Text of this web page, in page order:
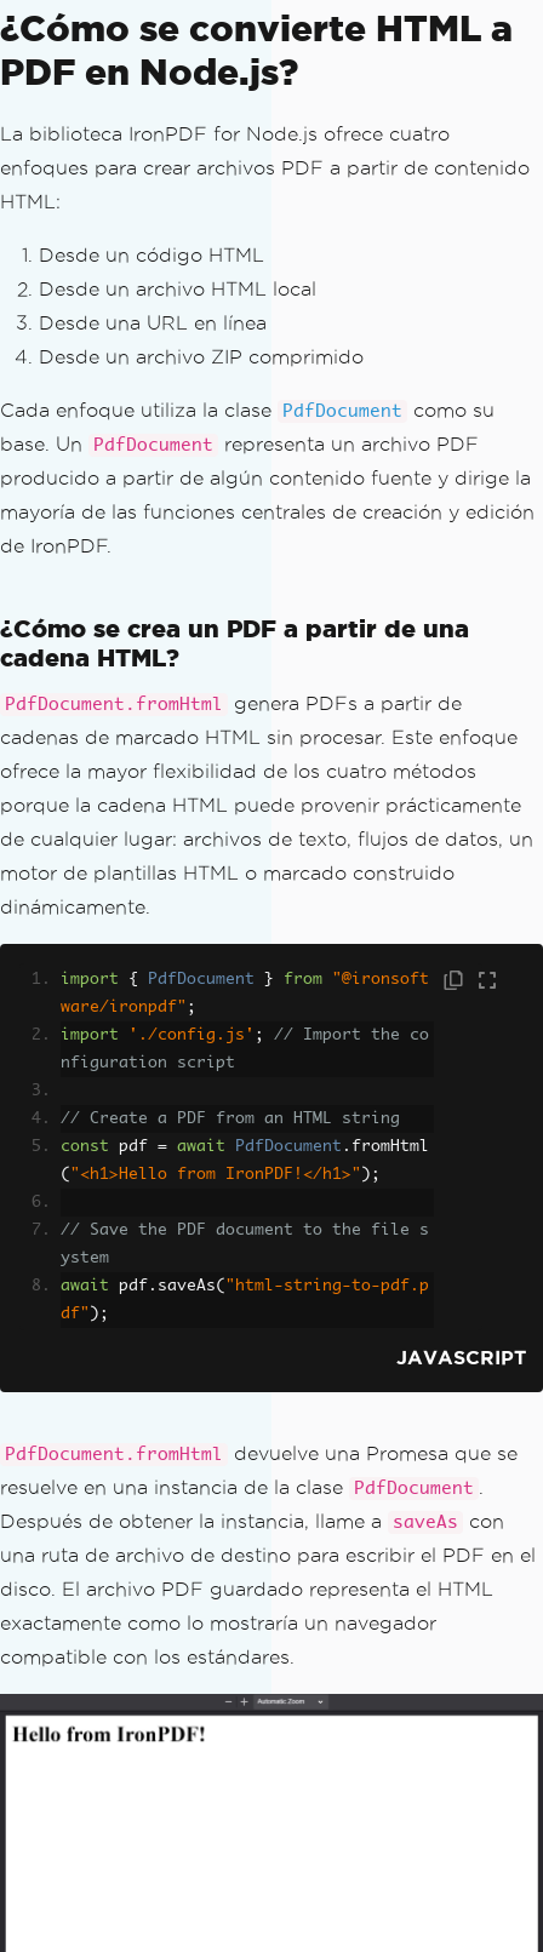
¿Cómo se convierte HTML a
PDF en Node.js?
La biblioteca IronPDF for Node.js ofrece cuatro
enfoques para crear archivos PDF a partir de contenido
HTML:
Desde un código HTML
Desde un archivo HTML local
Desde una URL en línea
Desde un archivo ZIP comprimido
Cada enfoque utiliza la clase PdfDocument
como su
base. Un
PdfDocument
representa un archivo PDF
producido a partir de algún contenido fuente y dirige la
mayoría de las funciones centrales de creación y edición
de IronPDF.
¿Cómo se crea un PDF a partir de una
cadena HTML?
PdfDocument.fromHtml
genera PDFs a partir de
cadenas de marcado HTML sin procesar. Este enfoque
ofrece la mayor flexibilidad de los cuatro métodos
porque la cadena HTML puede provenir prácticamente
de cualquier lugar: archivos de texto, flujos de datos, un
motor de plantillas HTML o marcado construido
dinámicamente.
import { PdfDocument } from
"@ironsoft
ware/ironpdf" ;
import
'./config.js' ;
// Import the co
nfiguration script
// Create a PDF from an HTML string
const pdf = await PdfDocument . fromHtml
( "<h1>Hello from IronPDF!</h1>" );
// Save the PDF document to the file s
ystem
await pdf . saveAs( "html-string-to-pdf.p
df" );
JAVASCRIPT
PdfDocument.fromHtml
devuelve una Promesa que se
resuelve en una instancia de la clase
PdfDocument
Después de obtener la instancia, llame a
saveAs
con
una ruta de archivo de destino para escribir el PDF en el
disco. El archivo PDF guardado representa el HTML
exactamente como lo mostraría un navegador
compatible con los estándares.